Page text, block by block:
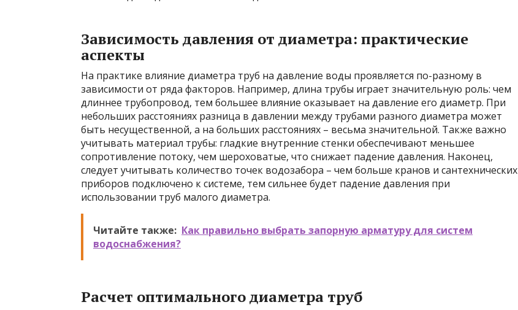
Зависимость давления от диаметра: практические
аспекты
На практике влияние диаметра труб на давление воды проявляется по-разному в
зависимости от ряда факторов. Например, длина трубы играет значительную роль: чем
длиннее трубопровод, тем большее влияние оказывает на давление его диаметр. При
небольших расстояниях разница в давлении между трубами разного диаметра может
быть несущественной, а на больших расстояниях – весьма значительной. Также важно
учитывать материал трубы: гладкие внутренние стенки обеспечивают меньшее
сопротивление потоку, чем шероховатые, что снижает падение давления. Наконец,
следует учитывать количество точек водозабора – чем больше кранов и сантехнических
приборов подключено к системе, тем сильнее будет падение давления при
использовании труб малого диаметра.
Читайте также: Как правильно выбрать запорную арматуру для систем
водоснабжения?
Расчет оптимального диаметра труб